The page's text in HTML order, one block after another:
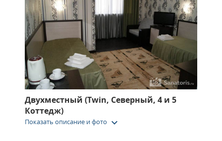
Двухместный (Twin, Северный, 4 и 5
Коттедж)
Показать описание и фото keyboard_arrow_down